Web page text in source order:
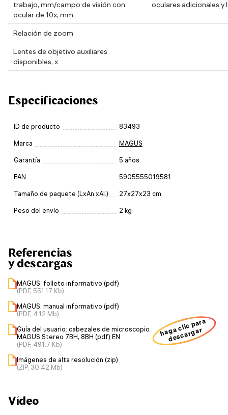
trabajo, mm/campo de visión con
ocular de 10x, mm
oculares adicionales y
Relación de zoom
Lentes de objetivo auxiliares
disponibles, x
Especificaciones
ID de producto 83493
Marca MAGUS
Garantía 5 años
EAN 5905555019581
Tamaño de paquete (LxAn.xAl.) 27x27x23 cm
Peso del envío 2 kg
Referencias
y descargas
MAGUS: folleto informativo (pdf)
(PDF, 551.17 Kb)
MAGUS: manual informativo (pdf)
(PDF, 4.12 Mb)
Guía del usuario: cabezales de microscopio
MAGUS Stereo 7BH, 8BH (pdf) EN
(PDF, 491.7 Kb)
Imágenes de alta resolución (zip)
(ZIP, 30.42 Mb)
haga clic para
descargar
Vídeo